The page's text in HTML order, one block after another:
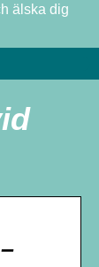
älska dig